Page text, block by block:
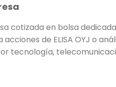
cotizada en bolsa
de ELISA OYJ o
tecnología,